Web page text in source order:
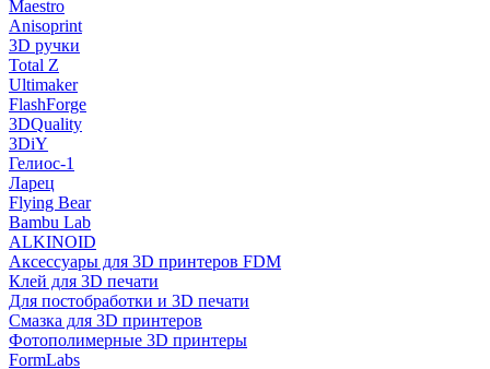
Maestro
Anisoprint
3D ручки
Total Z
Ultimaker
FlashForge
3DQuality
3DiY
Гелиос-1
Ларец
Flying Bear
Bambu Lab
ALKINOID
Аксессуары для 3D принтеров FDM
Клей для 3D печати
Для постобработки и 3D печати
Смазка для 3D принтеров
Фотополимерные 3D принтеры
FormLabs